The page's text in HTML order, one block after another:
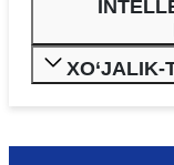
XO‘JALIK-